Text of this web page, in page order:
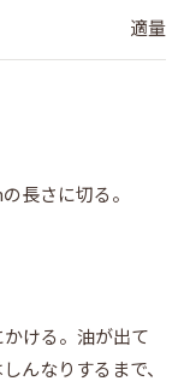
適量
長さに切る。
ける。油が出て
んなりするまで、